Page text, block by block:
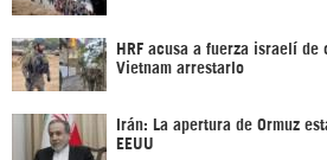
HRF acusa a fuerza israelí
Vietnam arrestarlo
Irán: La apertura de Ormuz
EEUU